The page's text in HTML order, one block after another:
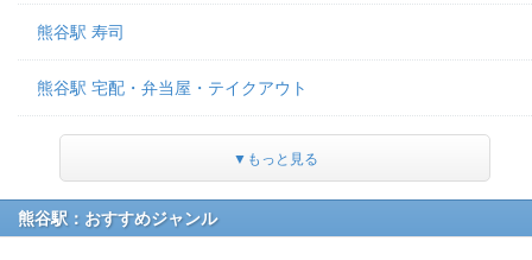
熊谷駅 寿司
熊谷駅 宅配・弁当屋・テイクアウト
▼もっと見る
熊谷駅：おすすめジャンル